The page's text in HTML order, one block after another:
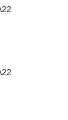
GA22
GA22